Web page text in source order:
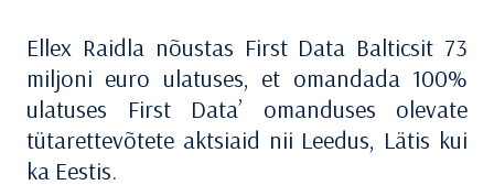
Ellex Raidla nõustas First Data Balticsit 73
miljoni euro ulatuses, et omandada 100%
ulatuses First Data’ omanduses olevate
tütarettevõtete aktsiaid nii Leedus, Lätis kui
ka Eestis.